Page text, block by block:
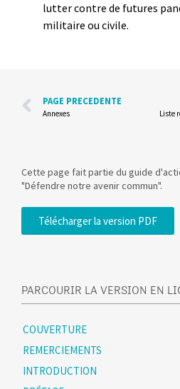
lutter contre de futures
militaire ou civile.
PAGE PRECEDENTE
Annexes
Cette page fait partie du guide
"Défendre notre avenir commun".
Télécharger la version PDF
PARCOURIR LA VERSION EN
COUVERTURE
REMERCIEMENTS
INTRODUCTION